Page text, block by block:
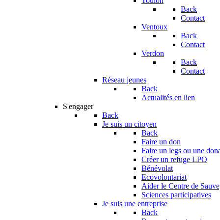
Back
Contact
Ventoux
Back
Contact
Verdon
Back
Contact
Réseau jeunes
Back
Actualités en lien
S'engager
Back
Je suis un citoyen
Back
Faire un don
Faire un legs ou une
Créer un refuge LPO
Bénévolat
Ecovolontariat
Aider le Centre de
Sciences participatives
Je suis une entreprise
Back